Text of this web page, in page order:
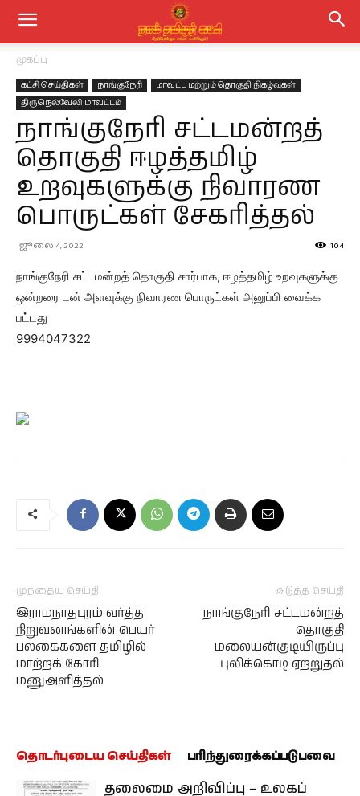
முகப்பு
கட்சி செய்திகள் நாங்குநேரி
மாவட்ட மற்றும் தொகுதி நிகழ்வுகள்
திருநெல்வேலி மாவட்டம்
நாங்குநேரி சட்டமன்றத்
தொகுதி ஈழத்தமிழ்
உறவுகளுக்கு நிவாரண
பொருட்கள் சேகரித்தல்
ஜூலை 4, 2022 104
நாங்குநேரி சட்டமன்றத் தொகுதி சார்பாக, ஈழத்தமிழ் உறவுகளுக்கு
ஒன்றரை டன் அளவுக்கு நிவாரண பொருட்கள் அனுப்பி வைக்க
பட்டது
9994047322
முந்தைய செய்தி
இராமநாதபுரம் வர்த்த
நிறுவனங்களின் பெயர்
பலகைகளை தமிழில்
மாற்றக் கோரி
மனுஅளித்தல்
அடுத்த செய்தி
நாங்குநேரி சட்டமன்றத்
தொகுதி
மலையன்குடியிருப்பு
புலிக்கொடி ஏற்றுதல்
தொடர்புடைய செய்திகள் பரிந்துரைக்கப்படுபவை
தலைமை அறிவிப்பு – உலகப்